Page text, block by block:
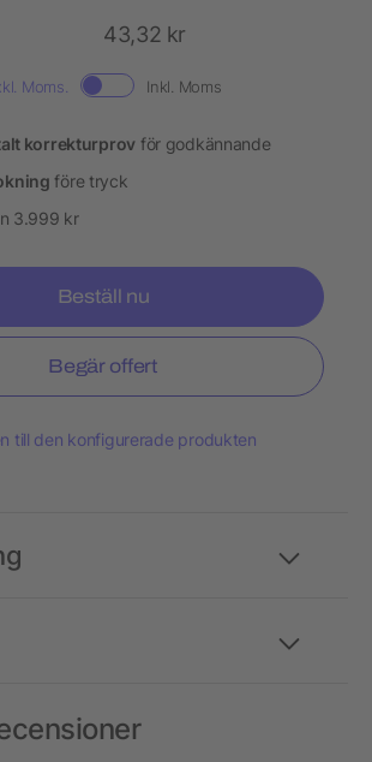
43,32 kr
Moms. Inkl. Moms
korrekturprov för godkännande
före tryck
3.999 kr
Beställ nu
Begär offert
till den konfigurerade produkten